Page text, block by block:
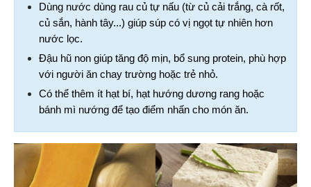
Dùng nước dùng rau củ tự nấu (từ củ cải trắng, cà rốt,
củ sắn, hành tây...) giúp súp có vị ngọt tự nhiên hơn
nước lọc.
Đậu hũ non giúp tăng độ mịn, bổ sung protein, phù hợp
với người ăn chay trường hoặc trẻ nhỏ.
Có thể thêm ít hạt bí, hạt hướng dương rang hoặc
bánh mì nướng để tạo điểm nhấn cho món ăn.